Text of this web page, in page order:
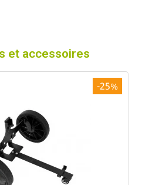
et accessoires
-25%